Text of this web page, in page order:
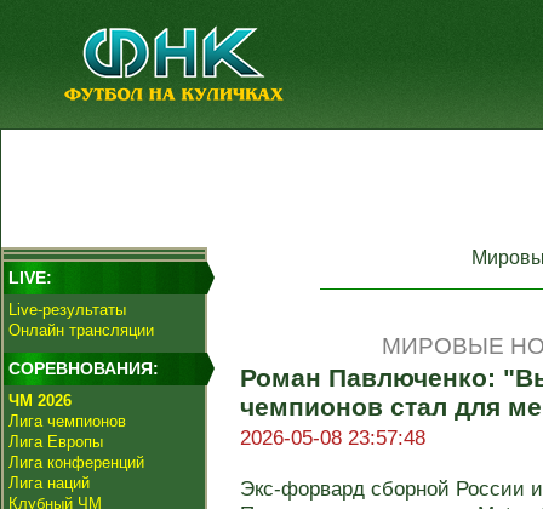
LIVE:
Live-результаты
Онлайн трансляции
СОРЕВНОВАНИЯ:
ЧМ 2026
Лига чемпионов
Лига Европы
Лига конференций
Лига наций
Клубный ЧМ
МИРОВЫЕ
Роман Павлюченко:
чемпионов стал для
2026-05-08 23:57:48
Экс-форвард сборной России